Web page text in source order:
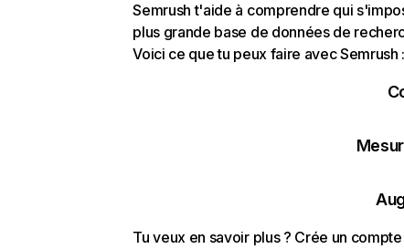
Semrush t'aide à comprendre qui
plus grande base de données de
Voici ce que tu peux faire avec Semrush
Tu veux en savoir plus ? Crée un